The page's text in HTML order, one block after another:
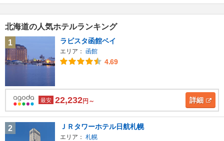
北海道の人気ホテルランキング
1
ラビスタ函館ベイ
エリア： 函館
4.69
最安 22,232円～ 詳細
2 ＪＲタワーホテル日航札幌
エリア： 札幌